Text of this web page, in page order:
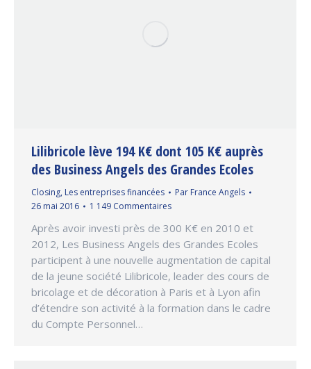
Lilibricole lève 194 K€ dont 105 K€ auprès
des Business Angels des Grandes Ecoles
Closing, Les entreprises financées Par France Angels
26 mai 2016
1 149 Commentaires
Après avoir investi près de 300 K€ en 2010 et
2012, Les Business Angels des Grandes Ecoles
participent à une nouvelle augmentation de capital
de la jeune société Lilibricole, leader des cours de
bricolage et de décoration à Paris et à Lyon afin
d’étendre son activité à la formation dans le cadre
du Compte Personnel…